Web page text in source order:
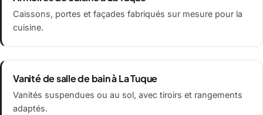
Caissons, portes et façades fabriqués sur mesure pour la
cuisine.
Vanité de salle de bain à La Tuque
Vanités suspendues ou au sol, avec tiroirs et rangements
adaptés.